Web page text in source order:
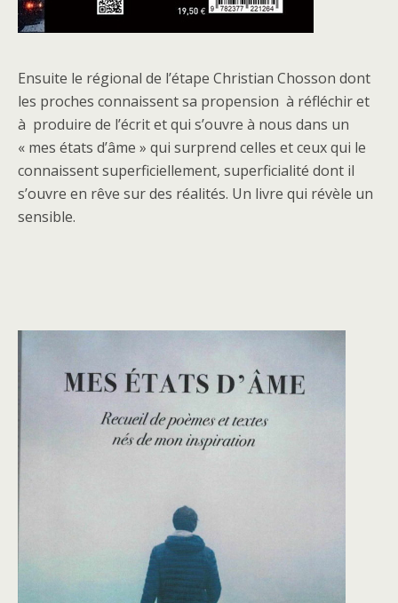
Ensuite le régional de l’étape Christian Chosson dont
les proches connaissent sa propension à réfléchir et
à produire de l’écrit et qui s’ouvre à nous dans un
« mes états d’âme » qui surprend celles et ceux qui le
connaissent superficiellement, superficialité dont il
s’ouvre en rêve sur des réalités. Un livre qui révèle un
sensible.